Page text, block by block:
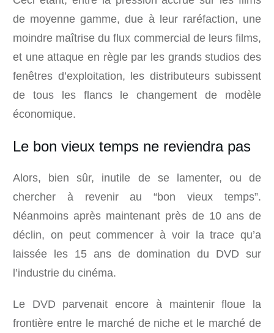
de moyenne gamme, due à leur raréfaction, une
moindre maîtrise du flux commercial de leurs films,
et une attaque en règle par les grands studios des
fenêtres d’exploitation, les distributeurs subissent
de tous les flancs le changement de modèle
économique.
Le bon vieux temps ne reviendra pas
Alors, bien sûr, inutile de se lamenter, ou de
chercher à revenir au “bon vieux temps”.
Néanmoins après maintenant près de 10 ans de
déclin, on peut commencer à voir la trace qu’a
laissée les 15 ans de domination du DVD sur
l’industrie du cinéma.
Le DVD parvenait encore à maintenir floue la
frontière entre le marché de niche et le marché de